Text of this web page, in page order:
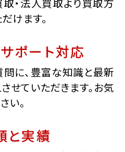
・法人買取より買取方
けます。
ポート対応
に、豊富な知識と最新
せていただきます。お気
い。
と実績